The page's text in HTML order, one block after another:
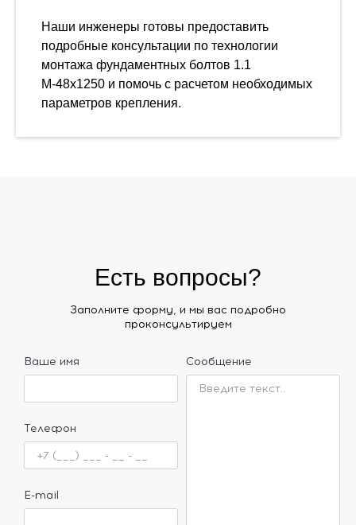
Наши инженеры готовы предоставить
подробные консультации по технологии
монтажа фундаментных болтов 1.1
М-48х1250 и помочь с расчетом необходимых
параметров крепления.
Есть вопросы?
Заполните форму, и мы вас подробно
проконсультируем
Ваше имя
Телефон
E-mail
Сообщение